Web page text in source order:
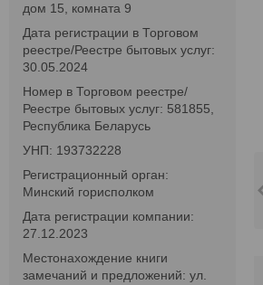
дом 15, комната 9
Дата регистрации в Торговом
реестре/Реестре бытовых услуг:
30.05.2024
Номер в Торговом реестре/
Реестре бытовых услуг: 581855,
Республика Беларусь
УНП: 193732228
Регистрационный орган:
Минский горисполком
Дата регистрации компании:
27.12.2023
Местонахождение книги
замечаний и предложений: ул.